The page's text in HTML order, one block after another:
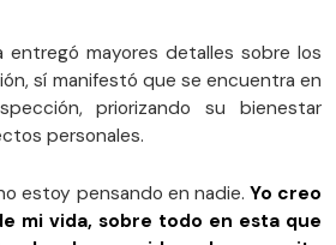
entregó mayores detalles sobre los
sí manifestó que se encuentra en
priorizando su bienestar
personales.
estoy pensando en nadie. Yo creo
mi vida, sobre todo en esta que